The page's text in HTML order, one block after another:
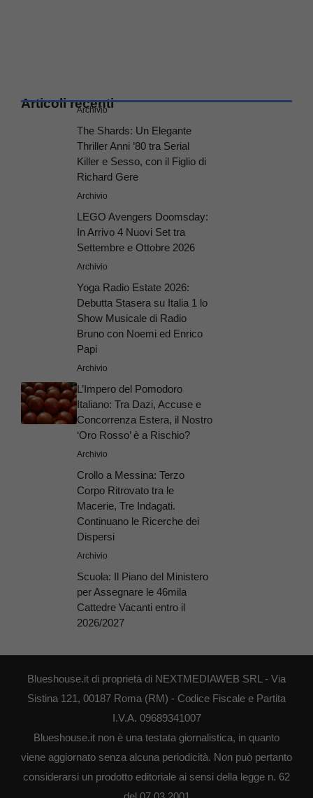
Articoli recenti
Archivio
The Shards: Un Elegante
Thriller Anni ’80 tra Serial
Killer e Sesso, con il Figlio di
Richard Gere
Archivio
LEGO Avengers Doomsday:
In Arrivo 4 Nuovi Set tra
Settembre e Ottobre 2026
Archivio
Yoga Radio Estate 2026:
Debutta Stasera su Italia 1 lo
Show Musicale di Radio
Bruno con Noemi ed Enrico
Papi
Archivio
L’Impero del Pomodoro
Italiano: Tra Dazi, Accuse e
Concorrenza Estera, il Nostro
‘Oro Rosso’ è a Rischio?
Archivio
Crollo a Messina: Terzo
Corpo Ritrovato tra le
Macerie, Tre Indagati.
Continuano le Ricerche dei
Dispersi
Archivio
Scuola: Il Piano del Ministero
per Assegnare le 46mila
Cattedre Vacanti entro il
2026/2027
Blueshouse.it di proprietà di NEXTMEDIAWEB SRL - Via
Sistina 121, 00187 Roma (RM) - Codice Fiscale e Partita
I.V.A. 09689341007
Blueshouse.it non è una testata giornalistica, in quanto
viene aggiornato senza alcuna periodicità. Non può pertanto
considerarsi un prodotto editoriale ai sensi della legge n. 62